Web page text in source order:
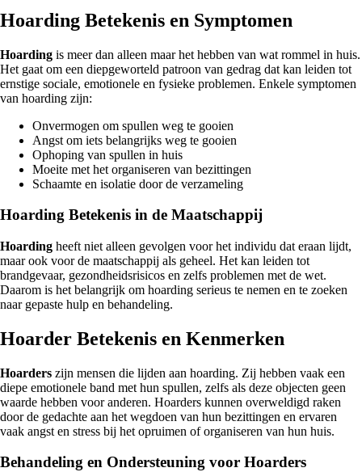
Hoarding Betekenis en Symptomen
Hoarding is meer dan alleen maar het hebben van wat rommel in huis.
Het gaat om een diepgeworteld patroon van gedrag dat kan leiden tot
ernstige sociale, emotionele en fysieke problemen. Enkele symptomen
van hoarding zijn:
Onvermogen om spullen weg te gooien
Angst om iets belangrijks weg te gooien
Ophoping van spullen in huis
Moeite met het organiseren van bezittingen
Schaamte en isolatie door de verzameling
Hoarding Betekenis in de Maatschappij
Hoarding heeft niet alleen gevolgen voor het individu dat eraan lijdt,
maar ook voor de maatschappij als geheel. Het kan leiden tot
brandgevaar, gezondheidsrisicos en zelfs problemen met de wet.
Daarom is het belangrijk om hoarding serieus te nemen en te zoeken
naar gepaste hulp en behandeling.
Hoarder Betekenis en Kenmerken
Hoarders zijn mensen die lijden aan hoarding. Zij hebben vaak een
diepe emotionele band met hun spullen, zelfs als deze objecten geen
waarde hebben voor anderen. Hoarders kunnen overweldigd raken
door de gedachte aan het wegdoen van hun bezittingen en ervaren
vaak angst en stress bij het opruimen of organiseren van hun huis.
Behandeling en Ondersteuning voor Hoarders